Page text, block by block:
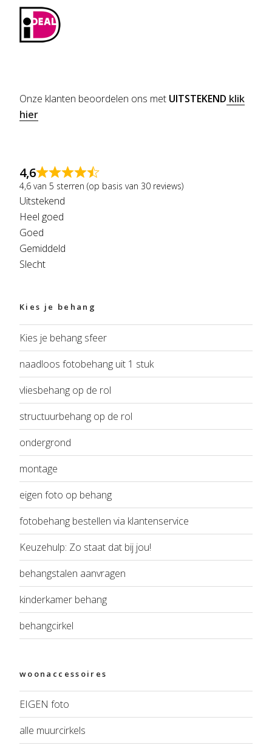
Onze klanten beoordelen ons met UITSTEKEND klik
hier
4,6
4,6 van 5 sterren (op basis van 30 reviews)
Uitstekend
Heel goed
Goed
Gemiddeld
Slecht
Kies je behang
Kies je behang sfeer
naadloos fotobehang uit 1 stuk
vliesbehang op de rol
structuurbehang op de rol
ondergrond
montage
eigen foto op behang
fotobehang bestellen via klantenservice
Keuzehulp: Zo staat dat bij jou!
behangstalen aanvragen
kinderkamer behang
behangcirkel
woonaccessoires
EIGEN foto
alle muurcirkels